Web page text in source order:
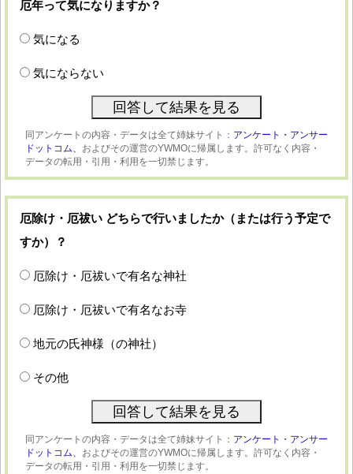
厄年って気になりますか？
気になる
気にならない
同アンケートの内容・データは全て姉妹サイト： アンケート・アンサー
ドットコム、 およびその運営のYWMOに帰属します。許可なく内容・
データの転用・引用・利用を一切禁じます。
厄除け・厄祓い どちらで行いましたか（または行う予定で
すか）？
厄除け・厄祓いで有名な神社
厄除け・厄祓いで有名なお寺
地元の氏神様（の神社）
その他
同アンケートの内容・データは全て姉妹サイト： アンケート・アンサー
ドットコム、 およびその運営のYWMOに帰属します。許可なく内容・
データの転用・引用・利用を一切禁じます。